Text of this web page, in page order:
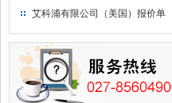
艾科浦有限公司（美国）报价单